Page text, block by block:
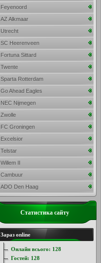
Feyenoord
AZ Alkmaar
Utrecht
SC Heerenveen
Fortuna Sittard
Twente
Sparta Rotterdam
Go Ahead Eagles
NEC Nijmegen
Zwolle
FC Groningen
Excelsior
Telstar
Willem II
Cambuur
ADO Den Haag
Статистика сайту
Зараз online
Онлайн всього: 128
Гостей: 128